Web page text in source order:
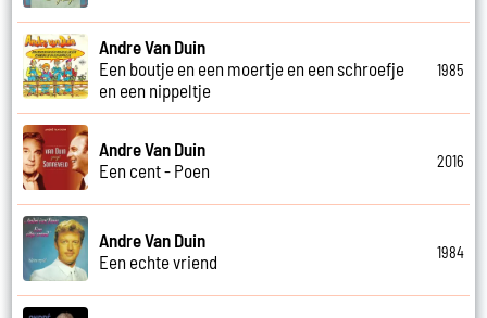
Andre Van Duin
Een boutje en een moertje en een schroefje
en een nippeltje
1985
Andre Van Duin
Een cent - Poen
2016
Andre Van Duin
Een echte vriend
1984